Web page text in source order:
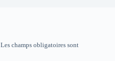
Les champs obligatoires sont